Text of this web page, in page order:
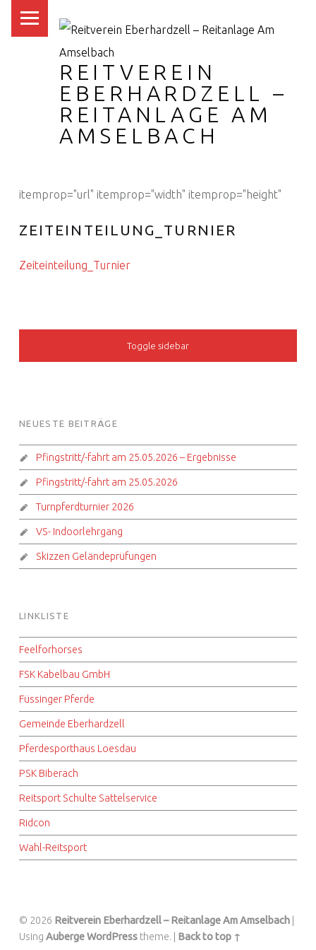
REITVEREIN
EBERHARDZELL –
REITANLAGE AM
AMSELBACH
itemprop="url" itemprop="width" itemprop="height"
ZEITEINTEILUNG_TURNIER
Zeiteinteilung_Turnier
SIDEBAR
Toggle sidebar
FOOTER SIDEBAR
NEUESTE BEITRÄGE
Pfingstritt/-fahrt am 25.05.2026 – Ergebnisse
Pfingstritt/-fahrt am 25.05.2026
Turnpferdturnier 2026
VS- Indoorlehrgang
Skizzen Geländeprüfungen
LINKLISTE
Feelforhorses
FSK Kabelbau GmbH
Füssinger Pferde
Gemeinde Eberhardzell
Pferdesporthaus Loesdau
PSK Biberach
Reitsport Schulte Sattelservice
Ridcon
Wahl-Reitsport
© 2026 Reitverein Eberhardzell – Reitanlage Am Amselbach
Using AubergeWordPresstheme. Back to top ↑